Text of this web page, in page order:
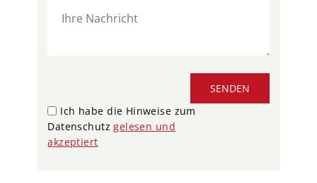
SENDEN
Ich habe die Hinweise zum
Datenschutzgelesen und
akzeptiert